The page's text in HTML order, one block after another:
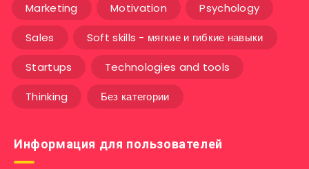
Marketing Motivation Psychology
Sales Soft skills - мягкие и гибкие навыки
Startups Technologies and tools
Thinking Без категории
Информация для пользователей